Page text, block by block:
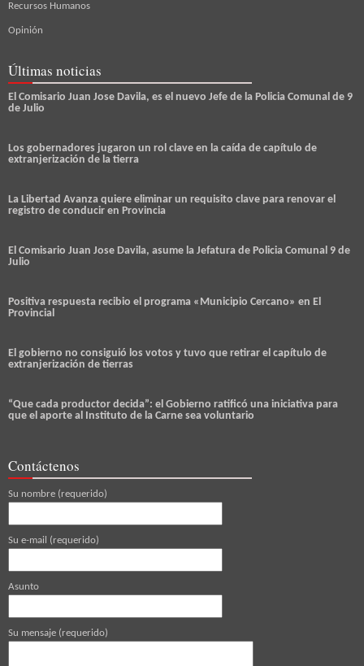
Recursos Humanos
Opinión
Últimas noticias
El Comisario Juan Jose Davila, es el nuevo Jefe de la Policia Comunal de 9
de Julio
Los gobernadores jugaron un rol clave en la caída de capítulo de
extranjerización de la tierra
La Libertad Avanza quiere eliminar un requisito clave para renovar el
registro de conducir en Provincia
El Comisario Juan Jose Davila, asume la Jefatura de Policia Comunal 9 de
Julio
Positiva respuesta recibio el programa «Municipio Cercano» en El
Provincial
El gobierno no consiguió los votos y tuvo que retirar el capítulo de
extranjerización de tierras
“Que cada productor decida”: el Gobierno ratificó una iniciativa para
que el aporte al Instituto de la Carne sea voluntario
Contáctenos
Su nombre (requerido)
Su e-mail (requerido)
Asunto
Su mensaje (requerido)